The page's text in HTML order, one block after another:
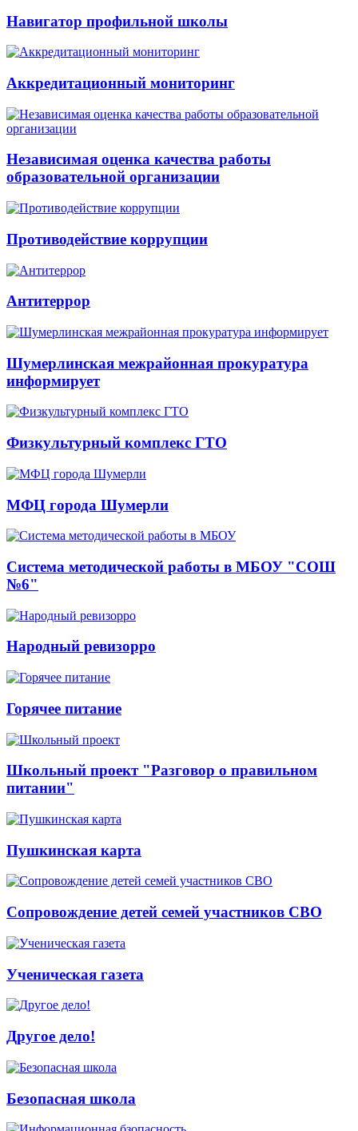
Навигатор профильной школы
Аккредитационный мониторинг
Независимая оценка качества работы
образовательной организации
Противодействие коррупции
Антитеррор
Шумерлинская межрайонная прокуратура
информирует
Физкультурный комплекс ГТО
МФЦ города Шумерли
Система методической работы в МБОУ "СОШ
№6"
Народный ревизорро
Горячее питание
Школьный проект "Разговор о правильном
питании"
Пушкинская карта
Сопровождение детей семей участников СВО
Ученическая газета
Другое дело!
Безопасная школа